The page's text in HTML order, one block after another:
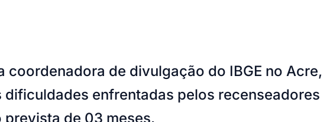
de divulgação do IBGE no Acre,
enfrentadas pelos recenseadores
prevista de 03 meses.